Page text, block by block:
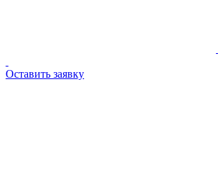
Оставить заявку